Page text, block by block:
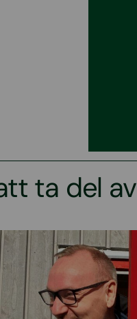
ta del av